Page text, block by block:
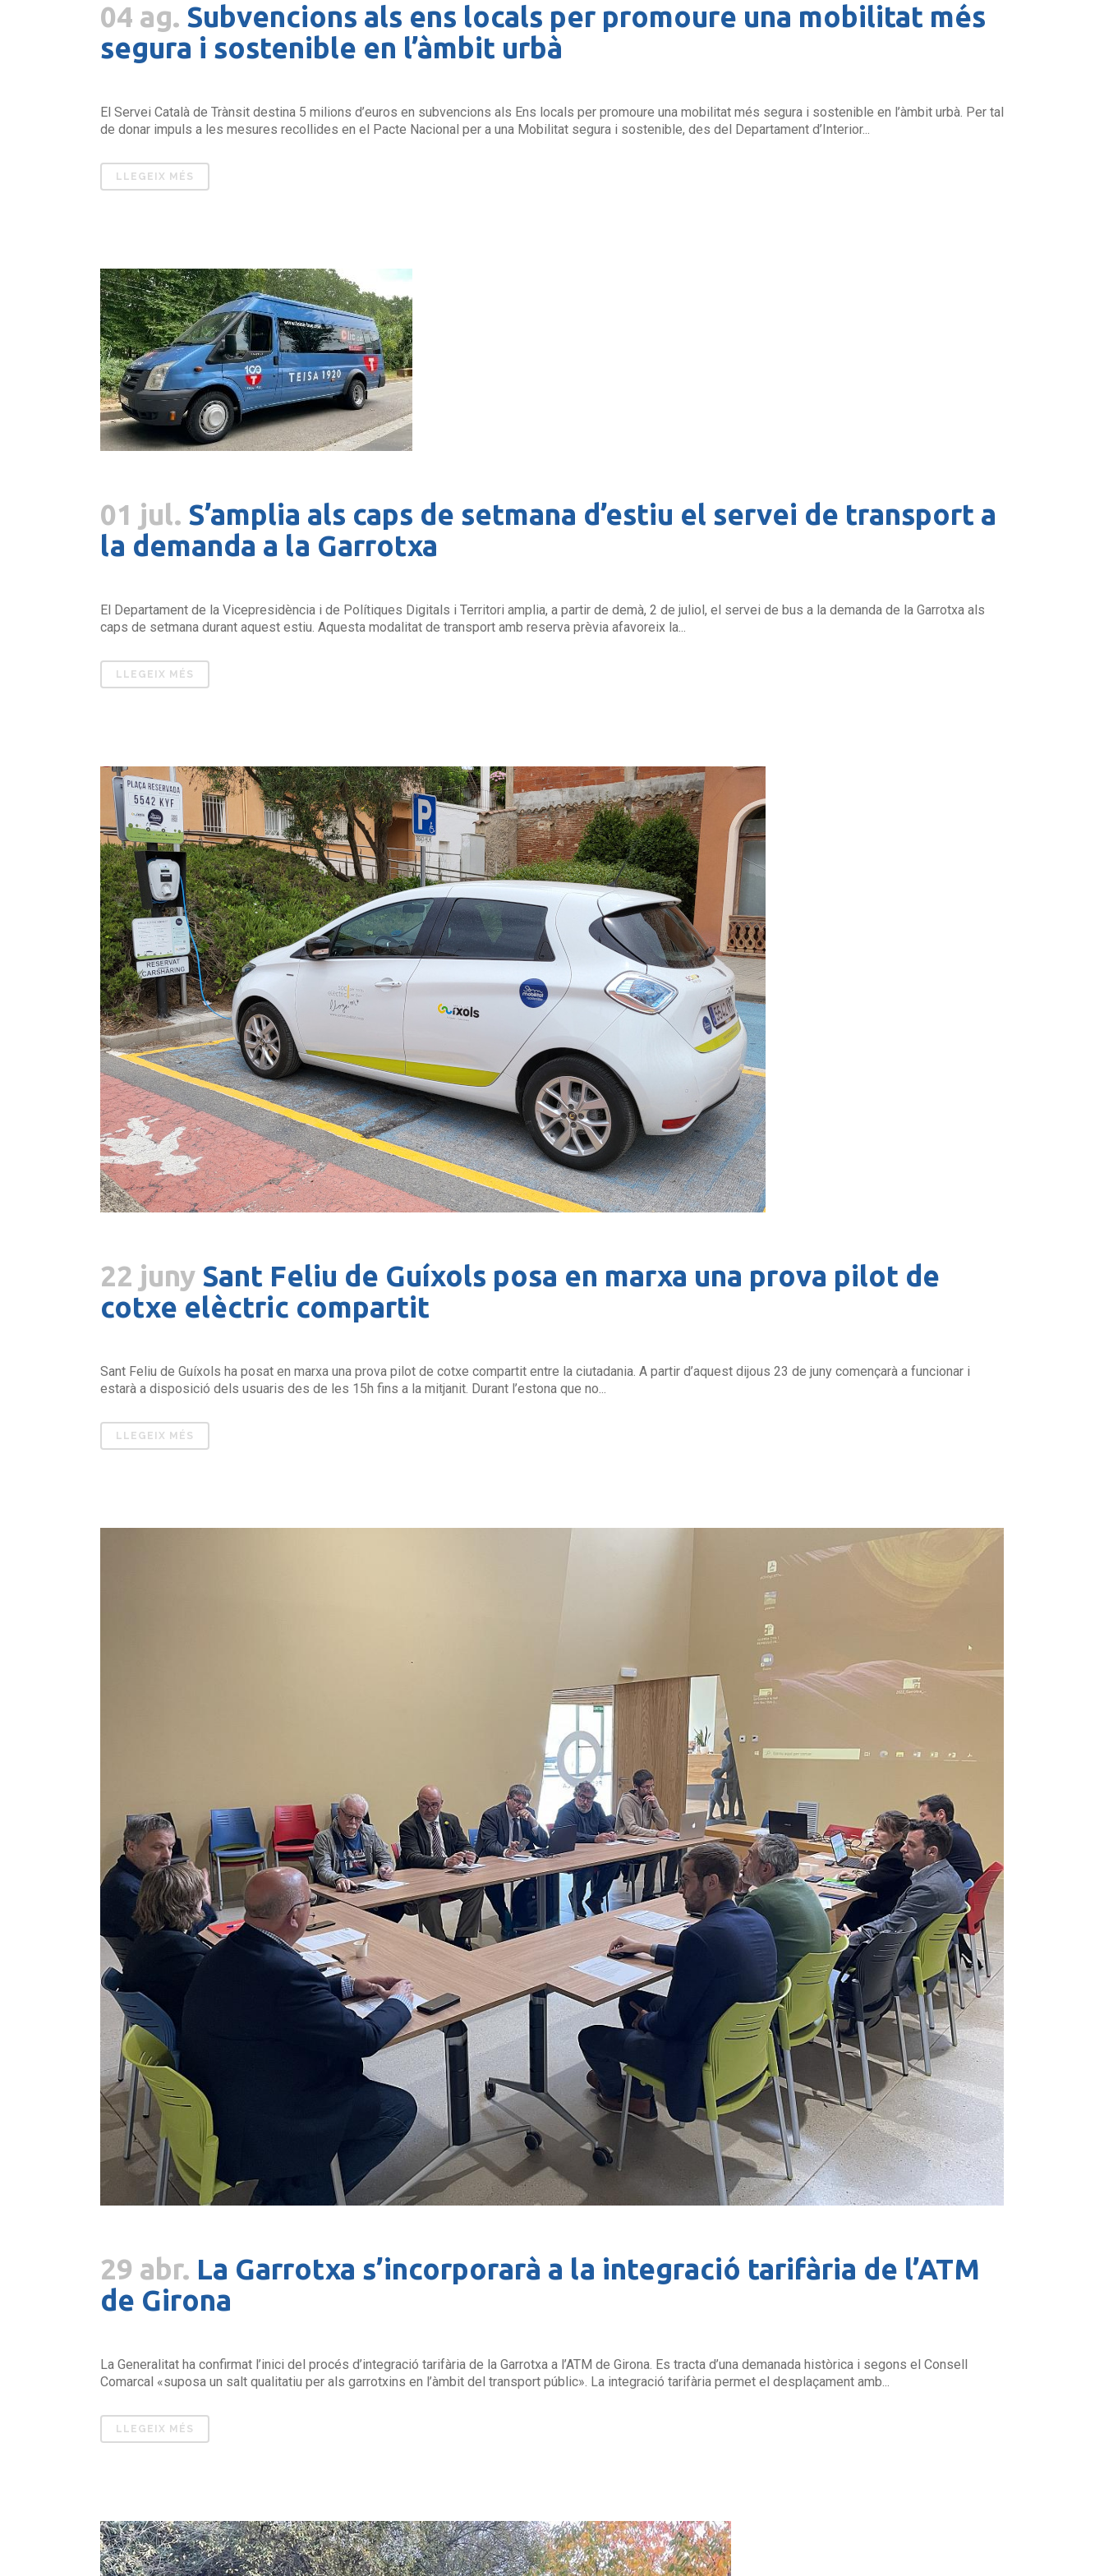
04 ag. Subvencions als ens locals per promoure una mobilitat més
segura i sostenible en l’àmbit urbà
El Servei Català de Trànsit destina 5 milions d’euros en subvencions als Ens locals per promoure una mobilitat més segura i sostenible en l’àmbit urbà. Per tal
de donar impuls a les mesures recollides en el Pacte Nacional per a una Mobilitat segura i sostenible, des del Departament d’Interior...
LLEGEIX MÉS
01 jul. S’amplia als caps de setmana d’estiu el servei de transport a
la demanda a la Garrotxa
El Departament de la Vicepresidència i de Polítiques Digitals i Territori amplia, a partir de demà, 2 de juliol, el servei de bus a la demanda de la Garrotxa als
caps de setmana durant aquest estiu. Aquesta modalitat de transport amb reserva prèvia afavoreix la...
LLEGEIX MÉS
22 juny Sant Feliu de Guíxols posa en marxa una prova pilot de
cotxe elèctric compartit
Sant Feliu de Guíxols ha posat en marxa una prova pilot de cotxe compartit entre la ciutadania. A partir d’aquest dijous 23 de juny començarà a funcionar i
estarà a disposició dels usuaris des de les 15h fins a la mitjanit. Durant l’estona que no...
LLEGEIX MÉS
29 abr. La Garrotxa s’incorporarà a la integració tarifària de l’ATM
de Girona
La Generalitat ha confirmat l’inici del procés d’integració tarifària de la Garrotxa a l’ATM de Girona. Es tracta d’una demanada històrica i segons el Consell
Comarcal «suposa un salt qualitatiu per als garrotxins en l’àmbit del transport públic». La integració tarifària permet el desplaçament amb...
LLEGEIX MÉS